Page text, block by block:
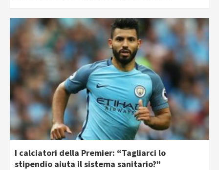
I calciatori della Premier: “Tagliarci lo
stipendio aiuta il sistema sanitario?”